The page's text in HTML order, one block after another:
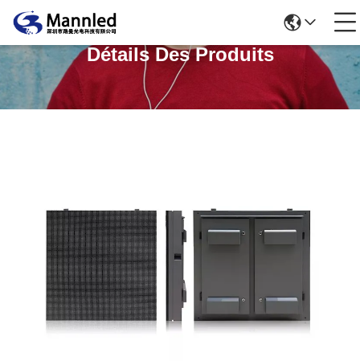
Détails Des Produits